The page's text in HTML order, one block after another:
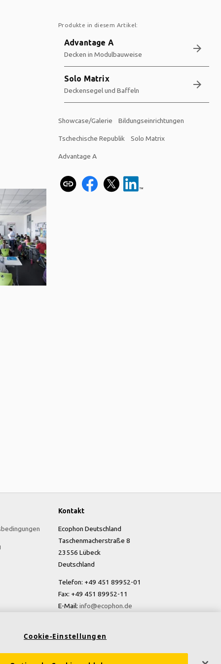
Produkte in diesem Artikel:
Advantage A
Decken in Modulbauweise arrow_forward
Solo Matrix
Deckensegel und Baffeln arrow_forward
Showcase/Galerie Bildungseinrichtungen
Tschechische Republik Solo Matrix
Advantage A
Kontakt
Ecophon Deutschland
Taschenmacherstraße 8
23556 Lübeck
Deutschland
Telefon: +49 451 89952-01
Fax: +49 451 89952-11
E-Mail: info@ecophon.de
Cookie-Einstellungen